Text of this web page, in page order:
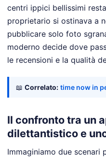
centri ippici bellissimi
proprietario si ostinava a
pubblicare solo foto
moderno decide dove
le recensioni e la qualità
📖 Correlato: time now in
Il confronto tra un
dilettantistico e
Immaginiamo due scenari